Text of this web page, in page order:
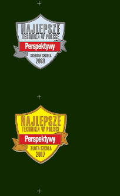
+
+
+